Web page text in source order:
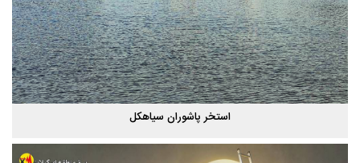
استخر پاشوران سیاهکل